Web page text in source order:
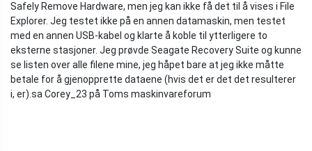
Safely Remove Hardware, men jeg kan ikke få det til å vises i File
Explorer. Jeg testet ikke på en annen datamaskin, men testet
med en annen USB-kabel og klarte å koble til ytterligere to
eksterne stasjoner. Jeg prøvde Seagate Recovery Suite og kunne
se listen over alle filene mine, jeg håpet bare at jeg ikke måtte
betale for å gjenopprette dataene (hvis det er det det resulterer
i, er). sa Corey_23 på Toms maskinvareforum